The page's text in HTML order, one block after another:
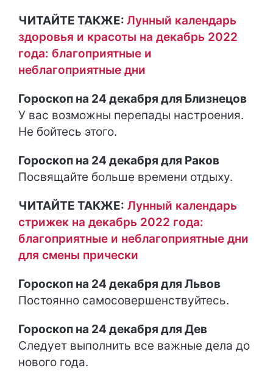
ЧИТАЙТЕ ТАКЖЕ: Лунный календарь
здоровья и красоты на декабрь 2022
года: благоприятные и
неблагоприятные дни
Гороскоп на 24 декабря для Близнецов
У вас возможны перепады настроения.
Не бойтесь этого.
Гороскоп на 24 декабря для Раков
Посвящайте больше времени отдыху.
ЧИТАЙТЕ ТАКЖЕ: Лунный календарь
стрижек на декабрь 2022 года:
благоприятные и неблагоприятные дни
для смены прически
Гороскоп на 24 декабря для Львов
Постоянно самосовершенствуйтесь.
Гороскоп на 24 декабря для Дев
Следует выполнить все важные дела до
нового года.